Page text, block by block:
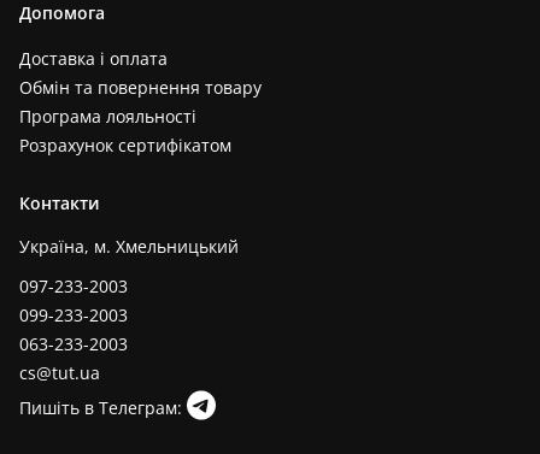
Допомога
Доставка і оплата
Обмін та повернення товару
Програма лояльності
Розрахунок сертифікатом
Контакти
Україна, м. Хмельницький
097-233-2003
099-233-2003
063-233-2003
cs@tut.ua
Пишіть в Телеграм: